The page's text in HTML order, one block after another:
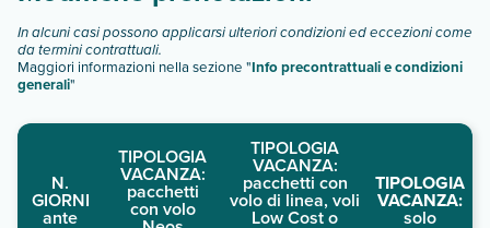
In alcuni casi possono applicarsi ulteriori condizioni ed eccezioni come
da termini contrattuali.
Maggiori informazioni nella sezione "Info precontrattuali e condizioni
generali"
N.
GIORNI
ante
TIPOLOGIA
VACANZA:
pacchetti
con volo
TIPOLOGIA
VACANZA:
pacchetti con
volo di linea, voli
Low Cost o
TIPOLOGIA
VACANZA:
solo